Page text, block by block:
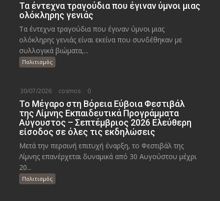
Τα έντεχνα τραγούδια που έγιναν ύμνοι μιας
ολόκληρης γενιάς
Τα έντεχνα τραγούδια που έγιναν ύμνοι μιας
ολόκληρης γενιάς είναι εκείνα που συνδέθηκαν με
συλλογικά βιώματα,...
Πολιτισμός
30/07/2026 cosmos 0
Το Μέγαρο στη Βόρεια Εύβοια Φεστιβάλ
της Λίμνης Εκπαιδευτικά Προγράμματα
Αύγουστος – Σεπτέμβριος 2026 Ελεύθερη
είσοδος σε όλες τις εκδηλώσεις
Μετά την περσινή επιτυχή έναρξη, το Φεστιβάλ της
Λίμνης επανέρχεται δυναμικά από 30 Αυγούστου μέχρι
20...
Πολιτισμός